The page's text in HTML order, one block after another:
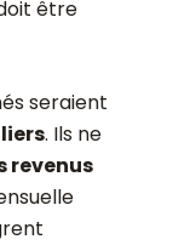
être
seraient
. Ils ne
revenus